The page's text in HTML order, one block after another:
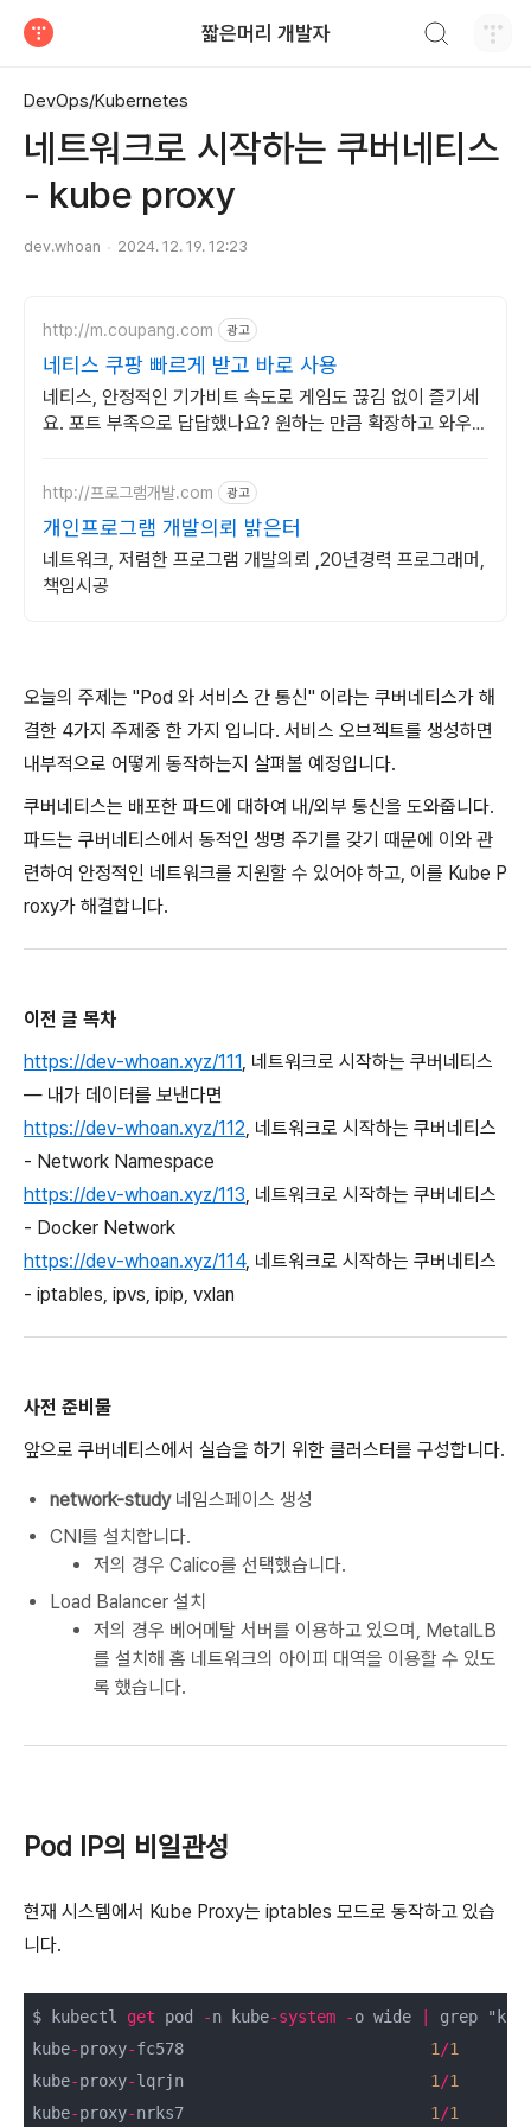
짧은머리 개발자
DevOps/Kubernetes
네트워크로 시작하는 쿠버네티스
- kube proxy
dev.whoan 2024. 12. 19. 12:23
http://m.coupang.com 광고
네티스 쿠팡 빠르게 받고 바로 사용
네티스, 안정적인 기가비트 속도로 게임도 끊김 없이 즐기세
요. 포트 부족으로 답답했나요? 원하는 만큼 확장하고 와우회
http://프로그램개발.com 광고
개인프로그램 개발의뢰 밝은터
네트워크, 저렴한 프로그램 개발의뢰 ,20년경력 프로그래머,
책임시공
오늘의 주제는 "Pod 와 서비스 간 통신" 이라는 쿠버네티스가 해
결한 4가지 주제중 한 가지 입니다. 서비스 오브젝트를 생성하면
내부적으로 어떻게 동작하는지 살펴볼 예정입니다.
쿠버네티스는 배포한 파드에 대하여 내/외부 통신을 도와줍니다.
파드는 쿠버네티스에서 동적인 생명 주기를 갖기 때문에 이와 관
련하여 안정적인 네트워크를 지원할 수 있어야 하고, 이를 Kube P
roxy가 해결합니다.
이전 글 목차
https://dev-whoan.xyz/111, 네트워크로 시작하는 쿠버네티스
— 내가 데이터를 보낸다면
https://dev-whoan.xyz/112, 네트워크로 시작하는 쿠버네티스
- Network Namespace
https://dev-whoan.xyz/113, 네트워크로 시작하는 쿠버네티스
- Docker Network
https://dev-whoan.xyz/114, 네트워크로 시작하는 쿠버네티스
- iptables, ipvs, ipip, vxlan
사전 준비물
앞으로 쿠버네티스에서 실습을 하기 위한 클러스터를 구성합니다.
network-study네임스페이스 생성
CNI를 설치합니다.
저의 경우 Calico를 선택했습니다.
Load Balancer 설치
저의 경우 베어메탈 서버를 이용하고 있으며, MetalLB
를 설치해 홈 네트워크의 아이피 대역을 이용할 수 있도
록 했습니다.
Pod IP의 비일관성
현재 시스템에서 Kube Proxy는 iptables 모드로 동작하고 있습
니다.
$ kubectl get pod -n kube-system -o wide
grep
kube-proxy-fc578 1 /1
kube-proxy-lqrjn 1 /1
kube-proxy-nrks7 1 /1